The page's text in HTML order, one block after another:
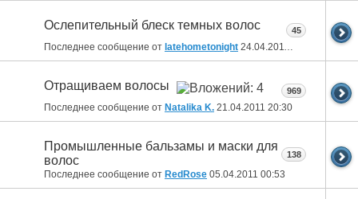
Ослепительный блеск темных волос
Последнее сообщение от latehometonight 24.04.2011 08:51
45
Отращиваем волосы
Последнее сообщение от Natalika K. 21.04.2011 20:30
969
Промышленные бальзамы и маски для
волос
Последнее сообщение от RedRose 05.04.2011 00:53
138